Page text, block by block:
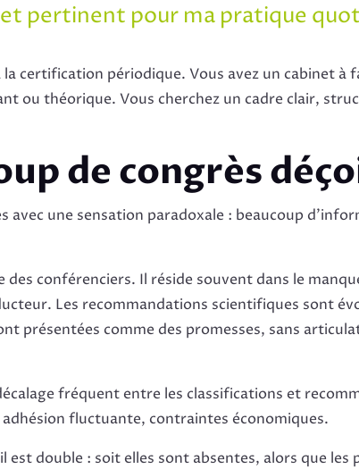
pertinent pour ma pratique
certification périodique. Vous avez un cabinet à
ou théorique. Vous cherchez un cadre clair,
de congrès
une sensation paradoxale : beaucoup
conférenciers. Il réside souvent dans le
Les recommandations scientifiques sont
présentées comme des promesses, sans
fréquent entre les classifications et
fluctuante, contraintes économiques.
est double : soit elles sont absentes, alors que